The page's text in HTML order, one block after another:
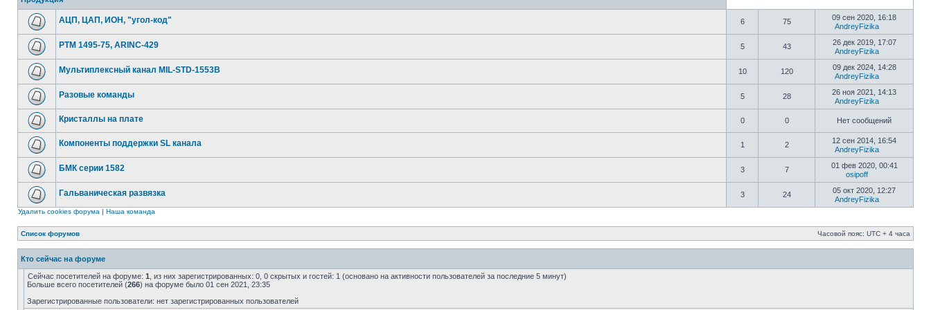
АЦП, ЦАП, ИОН, "угол-код" 6 75
09 сен 2020, 16:18
AndreyFizika
РТМ 1495-75, ARINC-429 5 43
26 дек 2019, 17:07
AndreyFizika
Мультиплексный канал MIL-STD-1553B 10 120
09 дек 2024, 14:28
AndreyFizika
Разовые команды 5 28
26 ноя 2021, 14:13
AndreyFizika
Кристаллы на плате 0 0 Нет сообщений
Компоненты поддержки SL канала 1 2
12 сен 2014, 16:54
AndreyFizika
БМК серии 1582 3 7
01 фев 2020, 00:41
osipoff
Гальваническая развязка 3 24
05 окт 2020, 12:27
AndreyFizika
Удалить cookies форума | Наша команда
Список форумов Часовой пояс: UTC + 4 часа
Кто сейчас на форуме
Сейчас посетителей на форуме: 1 , из них зарегистрированных: 0, 0 скрытых и гостей: 1 (основано на активности пользователей за последние 5 минут)
Больше всего посетителей (266) на форуме было 01 сен 2021, 23:35
Зарегистрированные пользователи: нет зарегистрированных пользователей